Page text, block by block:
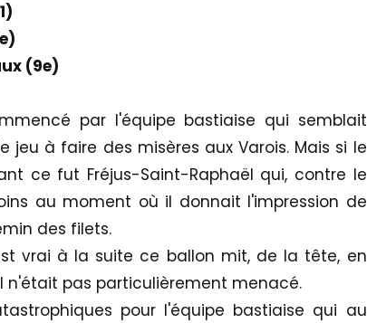
(9e)
par l'équipe bastiaise qui semblait
jeu à faire des misères aux Varois. Mais si le
ce fut Fréjus-Saint-Raphaël qui, contre le
au moment où il donnait l'impression de
des filets.
vrai à la suite ce ballon mit, de la tête, en
n'était pas particulièrement menacé.
pour l'équipe bastiaise qui au